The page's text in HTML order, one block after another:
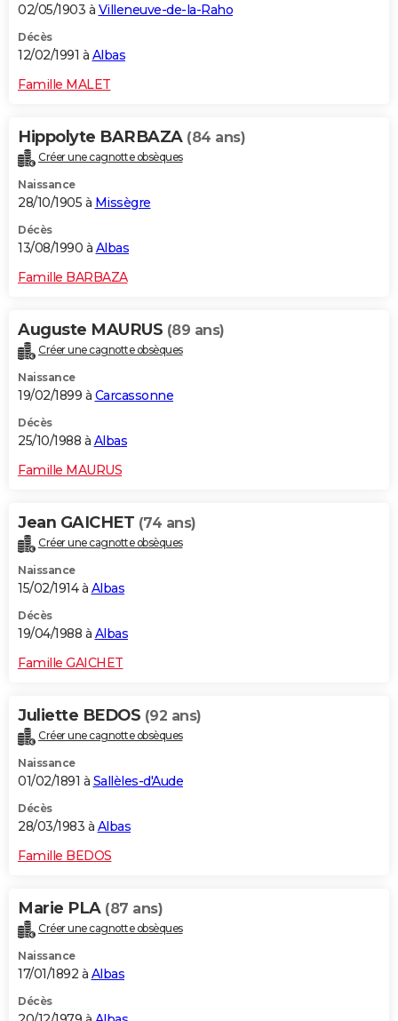
02/05/1903 à Villeneuve-de-la-Raho
Décès
12/02/1991 à Albas
Famille MALET
Hippolyte BARBAZA (84 ans)
Créer une cagnotte obsèques
Naissance
28/10/1905 à Missègre
Décès
13/08/1990 à Albas
Famille BARBAZA
Auguste MAURUS (89 ans)
Créer une cagnotte obsèques
Naissance
19/02/1899 à Carcassonne
Décès
25/10/1988 à Albas
Famille MAURUS
Jean GAICHET (74 ans)
Créer une cagnotte obsèques
Naissance
15/02/1914 à Albas
Décès
19/04/1988 à Albas
Famille GAICHET
Juliette BEDOS (92 ans)
Créer une cagnotte obsèques
Naissance
01/02/1891 à Sallèles-d'Aude
Décès
28/03/1983 à Albas
Famille BEDOS
Marie PLA (87 ans)
Créer une cagnotte obsèques
Naissance
17/01/1892 à Albas
Décès